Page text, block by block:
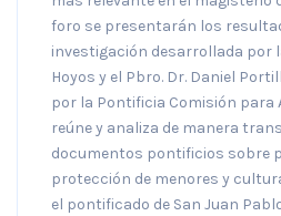
foro se presentarán los
investigación desarrollada por
Hoyos y el Pbro. Dr. Daniel
por la Pontificia Comisión para
reúne y analiza de manera
documentos pontificios sobre
protección de menores y
el pontificado de San Juan